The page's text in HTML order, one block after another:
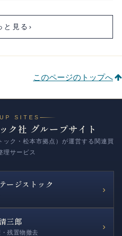
と見る ›
このページのトップへ
SITES
ク社 グループサイト
ク・松本市拠点）が運営する関連買
理サービス
ージストック
›
清三郎
残置物撤去
›